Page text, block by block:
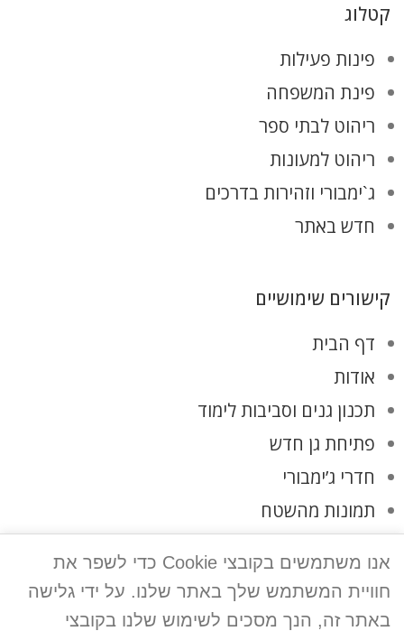
קטלוג
פינות פעילות
פינת המשפחה
ריהוט לבתי ספר
ריהוט למעונות
ג`ימבורי וזהירות בדרכים
חדש באתר
קישורים שימושיים
דף הבית
אודות
תכנון גנים וסביבות לימוד
פתיחת גן חדש
חדרי ג’ימבורי
תמונות מהשטח
צרו קשר
מדיניות פרטיות
אנו משתמשים בקובצי Cookie כדי לשפר את
חוויית המשתמש שלך באתר שלנו. על ידי גלישה
באתר זה, הנך מסכים לשימוש שלנו בקובצי